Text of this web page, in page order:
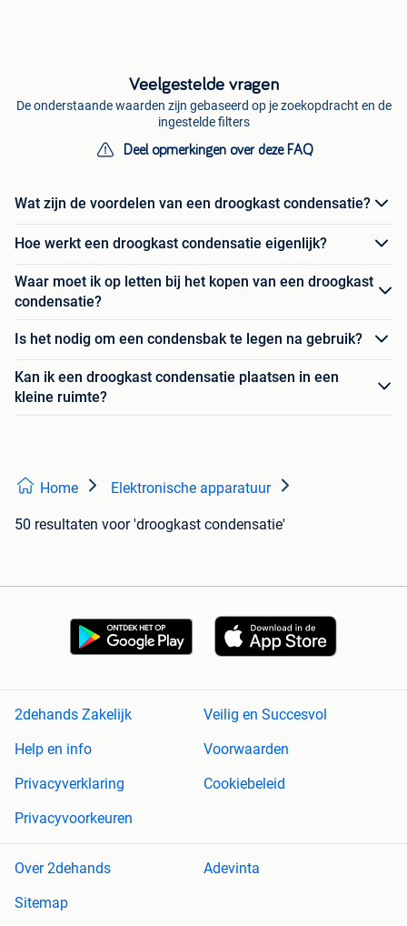
Veelgestelde vragen
De onderstaande waarden zijn gebaseerd op je zoekopdracht en de
ingestelde filters
Deel opmerkingen over deze FAQ
Wat zijn de voordelen van een droogkast condensatie?
Hoe werkt een droogkast condensatie eigenlijk?
Waar moet ik op letten bij het kopen van een droogkast
condensatie?
Is het nodig om een condensbak te legen na gebruik?
Kan ik een droogkast condensatie plaatsen in een
kleine ruimte?
Home Elektronische apparatuur
50 resultaten voor 'droogkast condensatie'
2dehands Zakelijk
Veilig en Succesvol
Help en info
Voorwaarden
Privacyverklaring
Cookiebeleid
Privacyvoorkeuren
Over 2dehands
Adevinta
Sitemap